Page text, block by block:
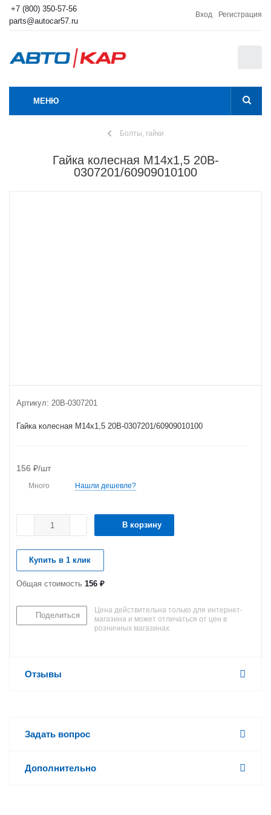
+7 (800) 350-57-56
parts@autocar57.ru
Вход Регистрация
МЕНЮ
Болты, гайки
Гайка колесная М14х1,5 20B-
0307201/60909010100
Артикул: 20B-0307201
Гайка колесная М14х1,5 20B-0307201/60909010100
156 ₽/шт
Много Нашли дешевле?
В корзину
Купить в 1 клик
Общая стоимость 156 ₽
Поделиться
Цена действительна только для интернет-
магазина и может отличаться от цен в
розничных магазинах
Отзывы
Задать вопрос
Дополнительно